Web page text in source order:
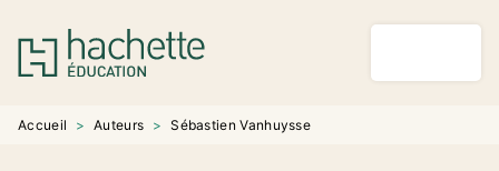
MENU RECHERCHE
PIED DE PAGE
Accueil > Auteurs > Sébastien Vanhuysse